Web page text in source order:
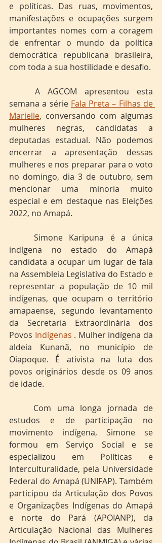
e políticas. Das ruas, movimentos,
manifestações e ocupações surgem
importantes nomes com a coragem
de enfrentar o mundo da política
democrática republicana brasileira,
com toda a sua hostilidade
semana a série Fala Preta – Filhas de
Marielle, conversando com algumas
mulheres negras, candidatas a
deputadas estadual. Não podemos
encerrar a apresentação dessas
mulheres e nos preparar para o voto
no domingo, dia 3 de outubro, sem
mencionar uma minoria muito
especial e em destaque nas Eleições
2022, no Amapá.
indígena no estado do Amapá
candidata a ocupar um lugar de fala
na Assembleia Legislativa do Estado e
representar a população de 10 mil
indígenas, que ocupam o território
amapaense, segundo levantamento
da Secretaria Extraordinária dos
Povos Indígenas . Mulher indígena da
aldeia Kunanã, no município de
Oiapoque. É ativista na luta dos
povos originários desde os 09 anos
de idade.
estudos e de participação no
movimento indígena, Simone se
formou em Serviço Social e se
especializou em Políticas e
Interculturalidade, pela Universidade
Federal do Amapá (UNIFAP). Também
participou da Articulação dos Povos
e Organizações Indígenas do Amapá
e norte do Pará (APOIANP), da
Articulação Nacional das Mulheres